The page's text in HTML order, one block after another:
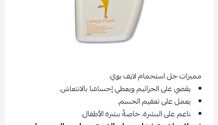
مميزات جل استحمام لايف بوي.
يقضي على الجراثيم ويعطي إحساسًا بالانتعاش.
يعمل على تعقيم الجسم.
ناعم على البشرة، خاصةً بشرة الأطفال.